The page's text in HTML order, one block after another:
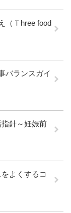
（Ｔhree food
バランスガイ
針～妊娠前
よくするコ